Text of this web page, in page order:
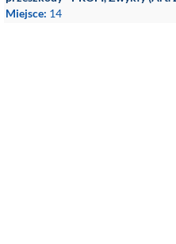
Miejsce: 14